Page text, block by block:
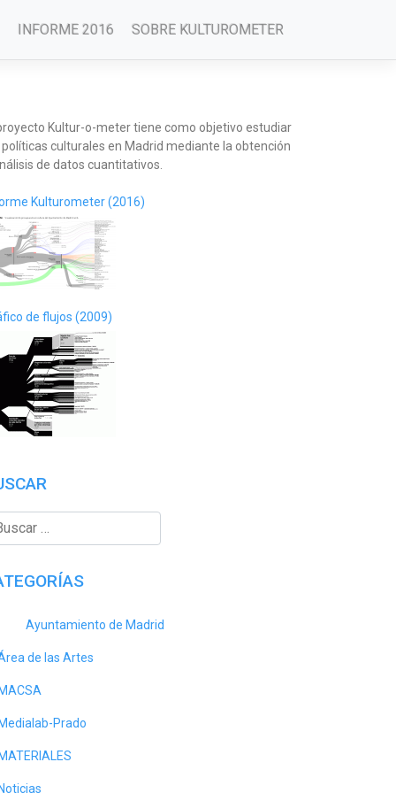
INFORME 2016 SOBRE KULTUROMETER
Kultur-o-meter tiene como objetivo estudiar
políticas culturales en Madrid mediante la obtención
de datos cuantitativos.
Kulturometer (2016)
de flujos (2009)
Ayuntamiento de Madrid
de las Artes
MACSA
Medialab-Prado
MATERIALES
Noticias